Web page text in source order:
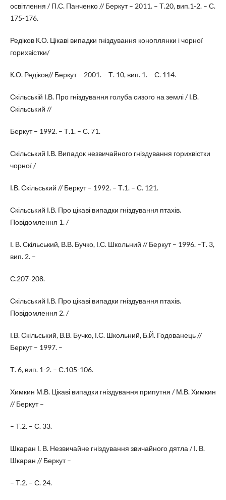
освітлення / П.С. Панченко // Беркут – 2011. – Т.20, вип.1-2. – С.
175-176.
Редіков К.О. Цікаві випадки гніздування коноплянки і чорної
горихвістки/
К.О. Редіков// Беркут – 2001. – Т. 10, вип. 1. – С. 114.
Скільській І.В. Про гніздування голуба сизого на землі / І.В.
Скільський //
Беркут – 1992. – Т.1. – С. 71.
Скільський І.В. Випадок незвичайного гніздування горихвістки
чорної /
І.В. Скільський // Беркут – 1992. – Т.1. – С. 121.
Скільський І.В. Про цікаві випадки гніздування птахів.
Повідомлення 1. /
І. В. Скільський, В.В. Бучко, І.С. Школьний // Беркут – 1996. –Т. 3,
вип. 2. –
С.207-208.
Скільський І.В. Про цікаві випадки гніздування птахів.
Повідомлення 2. /
І.В. Скільський, В.В. Бучко, І.С. Школьний, Б.Й. Годованець //
Беркут – 1997. –
Т. 6, вип. 1-2. – С.105-106.
Химкин М.В. Цікаві випадки гніздування припутня / М.В. Химкин
// Беркут –
– Т.2. – С. 33.
Шкаран І. В. Незвичайне гніздування звичайного дятла / І. В.
Шкаран // Беркут –
– Т.2. – С. 24.